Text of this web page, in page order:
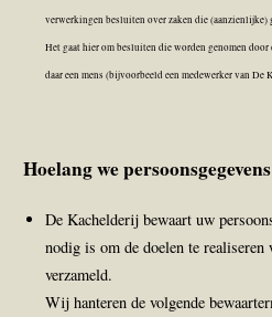
verwerkingen besluiten over zaken die (aanzienlijke)
Het gaat hier om besluiten die worden genomen
daar een mens (bijvoorbeeld een medewerker van De
Hoelang we
De Kachelderij bewaart uw
nodig is om de doelen te realiseren
verzameld.
Wij hanteren de volgende